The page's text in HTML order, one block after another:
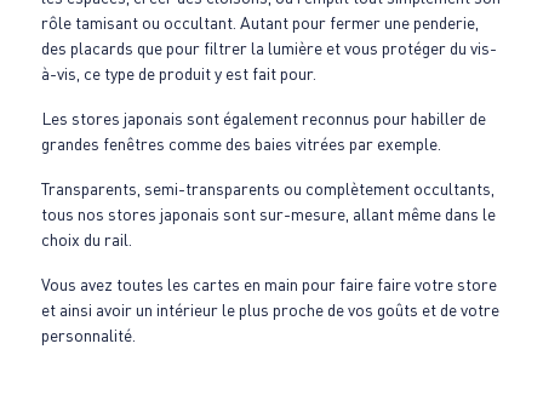
rôle tamisant ou occultant. Autant pour fermer une penderie,
des placards que pour filtrer la lumière et vous protéger du vis-
à-vis, ce type de produit y est fait pour.
Les stores japonais sont également reconnus pour habiller de
grandes fenêtres comme des baies vitrées par exemple.
Transparents, semi-transparents ou complètement occultants,
tous nos stores japonais sont sur-mesure, allant même dans le
choix du rail.
Vous avez toutes les cartes en main pour faire faire votre store
et ainsi avoir un intérieur le plus proche de vos goûts et de votre
personnalité.